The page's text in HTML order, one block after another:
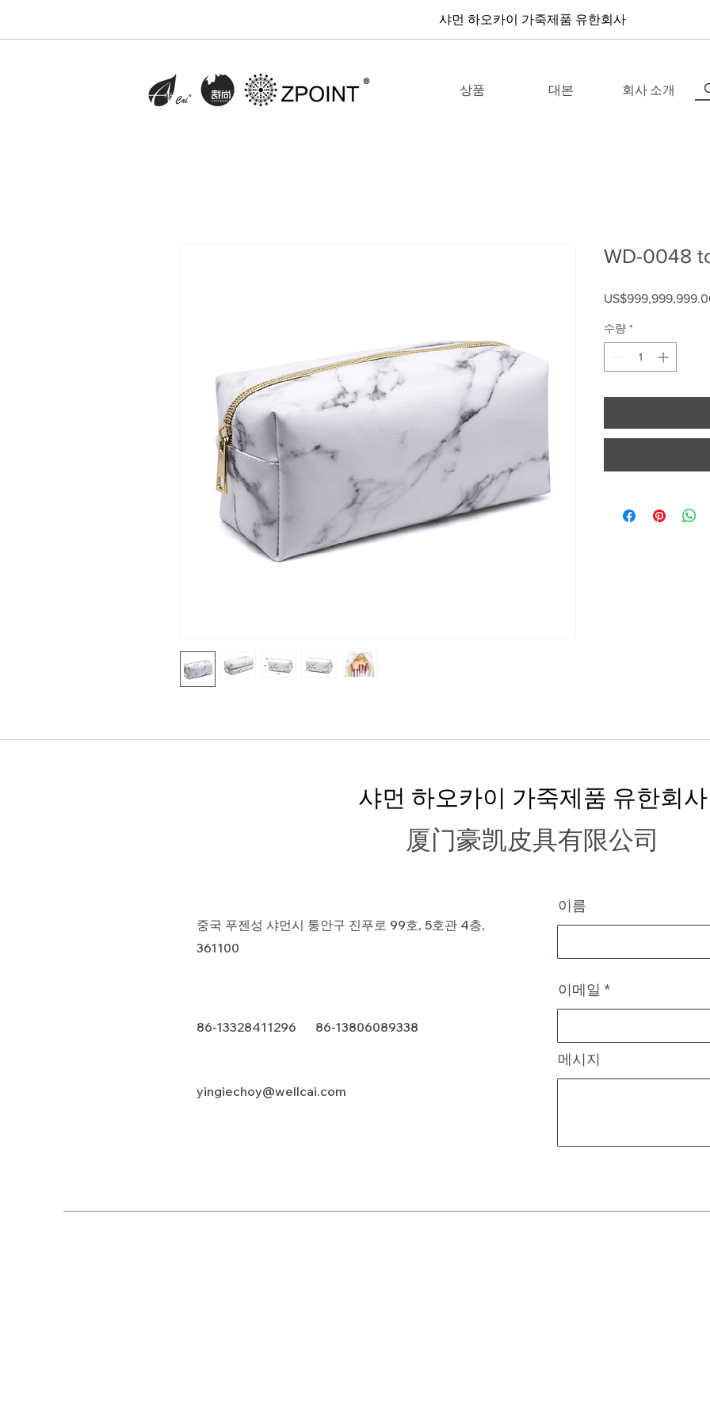
샤먼 하오카이 가죽제품 유한회사
상품 대본 회사 소개
WD-0048
수량 *
샤먼 하오카이 가죽제품 유한회사
厦门豪凯皮具有限公司
중국 푸젠성 샤먼시 통안구 진푸로 99호, 5호관 4층,
361100
86-13328411296 86-13806089338
yingiechoy@wellcai.com
이름
이메일
메시지